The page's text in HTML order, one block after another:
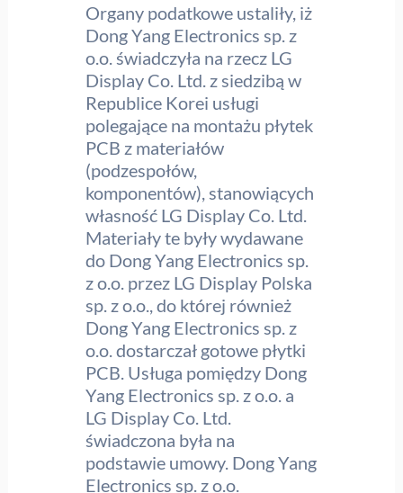
Organy podatkowe ustaliły, iż
Dong Yang Electronics sp. z
o.o. świadczyła na rzecz LG
Display Co. Ltd. z siedzibą w
Republice Korei usługi
polegające na montażu płytek
PCB z materiałów
(podzespołów,
komponentów), stanowiących
własność LG Display Co. Ltd.
Materiały te były wydawane
do Dong Yang Electronics sp.
z o.o. przez LG Display Polska
sp. z o.o., do której również
Dong Yang Electronics sp. z
o.o. dostarczał gotowe płytki
PCB. Usługa pomiędzy Dong
Yang Electronics sp. z o.o. a
LG Display Co. Ltd.
świadczona była na
podstawie umowy. Dong Yang
Electronics sp. z o.o.